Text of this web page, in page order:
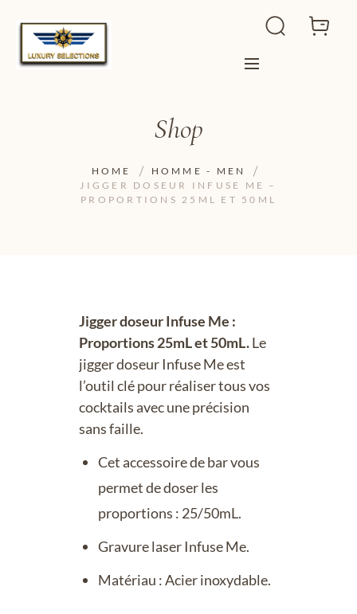
Shop
HOME
HOMME - MEN
JIGGER DOSEUR INFUSE ME –
PROPORTIONS 25ML ET 50ML
Jigger doseur Infuse Me :
Proportions 25mL et 50mL.Le
jigger doseur Infuse Me est
l’outil clé pour réaliser tous vos
cocktails avec une précision
sans faille.
Cet accessoire de bar vous
permet de doser les
proportions : 25/50mL.
Gravure laser Infuse Me.
Matériau : Acier inoxydable.